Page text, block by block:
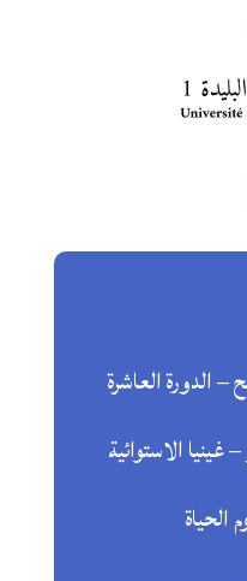
الدورة العاشرة
غينيا الاستوائية